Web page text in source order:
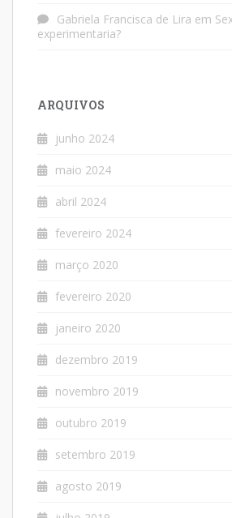
Gabriela Francisca de Lira em
experimentaria?
ARQUIVOS
junho 2024
maio 2024
abril 2024
fevereiro 2024
março 2020
fevereiro 2020
janeiro 2020
dezembro 2019
novembro 2019
outubro 2019
setembro 2019
agosto 2019